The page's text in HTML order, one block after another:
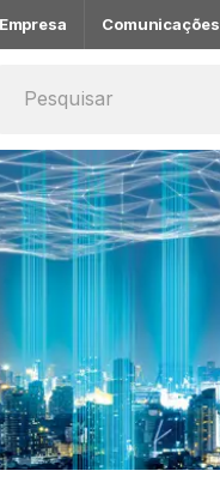
Empresa Comunicações